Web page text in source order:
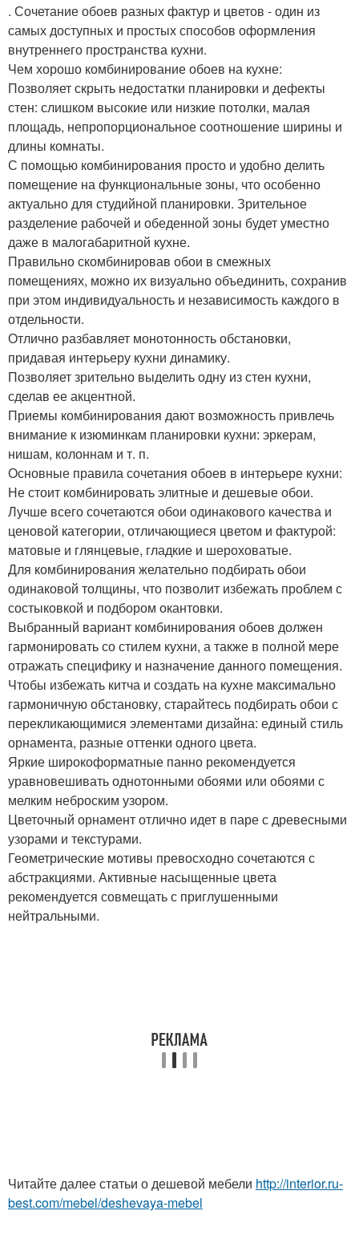
. Сочетание обоев разных фактур и цветов - один из
самых доступных и простых способов оформления
внутреннего пространства кухни.
Чем хорошо комбинирование обоев на кухне:
Позволяет скрыть недостатки планировки и дефекты
стен: слишком высокие или низкие потолки, малая
площадь, непропорциональное соотношение ширины и
длины комнаты.
С помощью комбинирования просто и удобно делить
помещение на функциональные зоны, что особенно
актуально для студийной планировки. Зрительное
разделение рабочей и обеденной зоны будет уместно
даже в малогабаритной кухне.
Правильно скомбинировав обои в смежных
помещениях, можно их визуально объединить, сохранив
при этом индивидуальность и независимость каждого в
отдельности.
Отлично разбавляет монотонность обстановки,
придавая интерьеру кухни динамику.
Позволяет зрительно выделить одну из стен кухни,
сделав ее акцентной.
Приемы комбинирования дают возможность привлечь
внимание к изюминкам планировки кухни: эркерам,
нишам, колоннам и т. п.
Основные правила сочетания обоев в интерьере кухни:
Не стоит комбинировать элитные и дешевые обои.
Лучше всего сочетаются обои одинакового качества и
ценовой категории, отличающиеся цветом и фактурой:
матовые и глянцевые, гладкие и шероховатые.
Для комбинирования желательно подбирать обои
одинаковой толщины, что позволит избежать проблем с
состыковкой и подбором окантовки.
Выбранный вариант комбинирования обоев должен
гармонировать со стилем кухни, а также в полной мере
отражать специфику и назначение данного помещения.
Чтобы избежать китча и создать на кухне максимально
гармоничную обстановку, старайтесь подбирать обои с
перекликающимися элементами дизайна: единый стиль
орнамента, разные оттенки одного цвета.
Яркие широкоформатные панно рекомендуется
уравновешивать однотонными обоями или обоями с
мелким неброским узором.
Цветочный орнамент отлично идет в паре с древесными
узорами и текстурами.
Геометрические мотивы превосходно сочетаются с
абстракциями. Активные насыщенные цвета
рекомендуется совмещать с приглушенными
нейтральными.
Читайте далее статьи о дешевой мебели http://interior.ru-
best.com/mebel/deshevaya-mebel